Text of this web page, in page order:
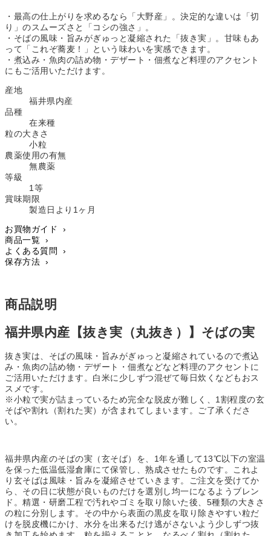
・最高の仕上がりを求めるなら「大野産」。決定的な違いは「切
り」のスムーズさと「コシの強さ」。
・そばの風味・旨みがぎゅっと凝縮された「抜き実」。甘味もあ
って「これぞ蕎麦！」という味わいを実感できます。
・煮込み・魚肉の詰め物・デザート・佃煮など料理のアクセント
にもご活用いただけます。
産地
福井県内産
品種
在来種
粒の大きさ
小粒
農薬使用の有無
無農薬
等級
1等
賞味期限
製造日より1ヶ月
お買物ガイド ›
商品一覧 ›
よくある質問 ›
保存方法 ›
商品説明
福井県内産【抜き実（丸抜き）】そばの実
抜き実は、そばの風味・旨みがぎゅっと凝縮されているので煮込
み・魚肉の詰め物・デザート・佃煮などなど料理のアクセントに
ご活用いただけます。白米に少しずつ混ぜて毎日炊くなどもおス
スメです。
※小粒で実が詰まっているため完全な脱皮が難しく、1割程度の玄
そばや割れ（割れた実）が含まれてしまいます。ご了承くださ
い。
福井県内産のそばの実（玄そば）を、1年を通して13℃以下の室温
を保った低温低湿倉庫にて保管し、熟成させたものです。これよ
り玄そばは風味・旨みを凝縮させていきます。ご注文を受けてか
ら、その日に状態が良いものだけを選別し均一になるようブレン
ド。精選・研磨工程で汚れやゴミを取り除いた後、5種類の大きさ
の粒に分別します。その中から表面の黒皮を取り除きやすい粒だ
けを脱皮機にかけ、水分を出来るだけ逃がさないよう少しずつ抜